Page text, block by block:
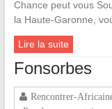
Chance peut vous
la Haute-Garonne,
Lire la suite
Fonsorbes
Rencontrer-